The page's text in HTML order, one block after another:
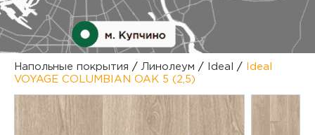
Напольные покрытия / Линолеум / Ideal /
Ideal
VOYAGE COLUMBIAN OAK 5 (2,5)